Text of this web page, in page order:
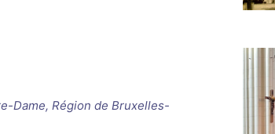
Dame, Région de Bruxelles-